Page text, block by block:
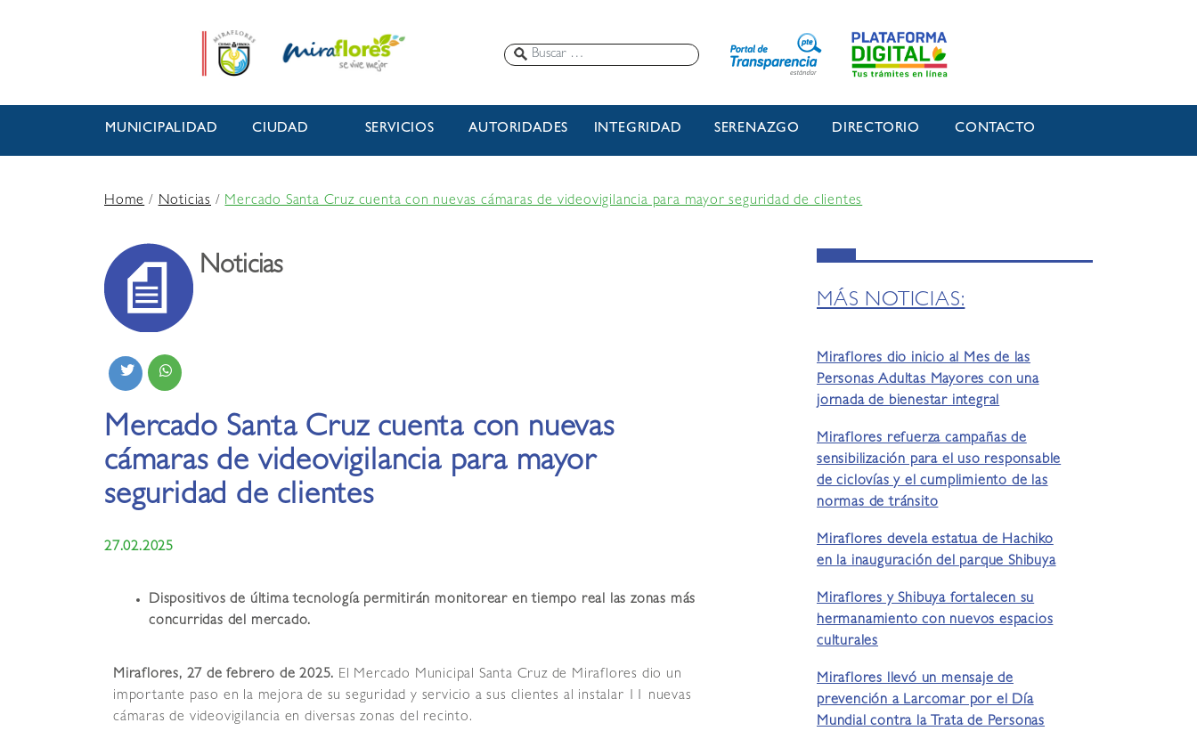
MUNICIPALIDAD CIUDAD SERVICIOS AUTORIDADES INTEGRIDAD SERENAZGO DIRECTORIO CONTACTO
Home/Noticias /Mercado Santa Cruz cuenta con nuevas cámaras de videovigilancia para mayor seguridad de clientes
Noticias
Mercado Santa Cruz cuenta con nuevas
cámaras de videovigilancia para mayor
seguridad de clientes
27.02.2025
Dispositivos de última tecnología permitirán monitorear en tiempo real las zonas más
concurridas del mercado.
Miraflores, 27 de febrero de 2025. El Mercado Municipal Santa Cruz de Miraflores dio un
importante paso en la mejora de su seguridad y servicio a sus clientes al instalar 11 nuevas
cámaras de videovigilancia en diversas zonas del recinto.
MÁS NOTICIAS:
Miraflores dio inicio al Mes de las
Personas Adultas Mayores con una
jornada de bienestar integral
Miraflores refuerza campañas de
sensibilización para el uso responsable
de ciclovías y el cumplimiento de las
normas de tránsito
Miraflores devela estatua de Hachiko
en la inauguración del parque Shibuya
Miraflores y Shibuya fortalecen su
hermanamiento con nuevos espacios
culturales
Miraflores llevó un mensaje de
prevención a Larcomar por el Día
Mundial contra la Trata de Personas